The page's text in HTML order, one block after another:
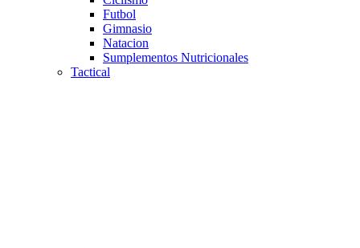
Futbol
Gimnasio
Natacion
Sumplementos Nutricionales
Tactical